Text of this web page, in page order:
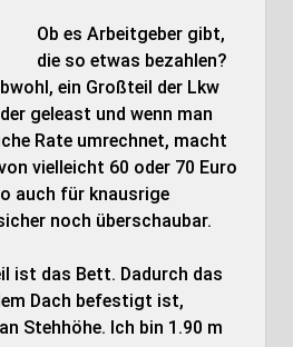
Ob es Arbeitgeber gibt,
die so etwas bezahlen?
ein Großteil der Lkw
geleast und wenn man
Rate umrechnet, macht
vielleicht 60 oder 70 Euro
auch für knausrige
noch überschaubar.
ist das Bett. Dadurch das
Dach befestigt ist,
Stehhöhe. Ich bin 1.90 m